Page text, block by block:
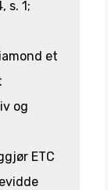
s. 1;
et
og
ETC